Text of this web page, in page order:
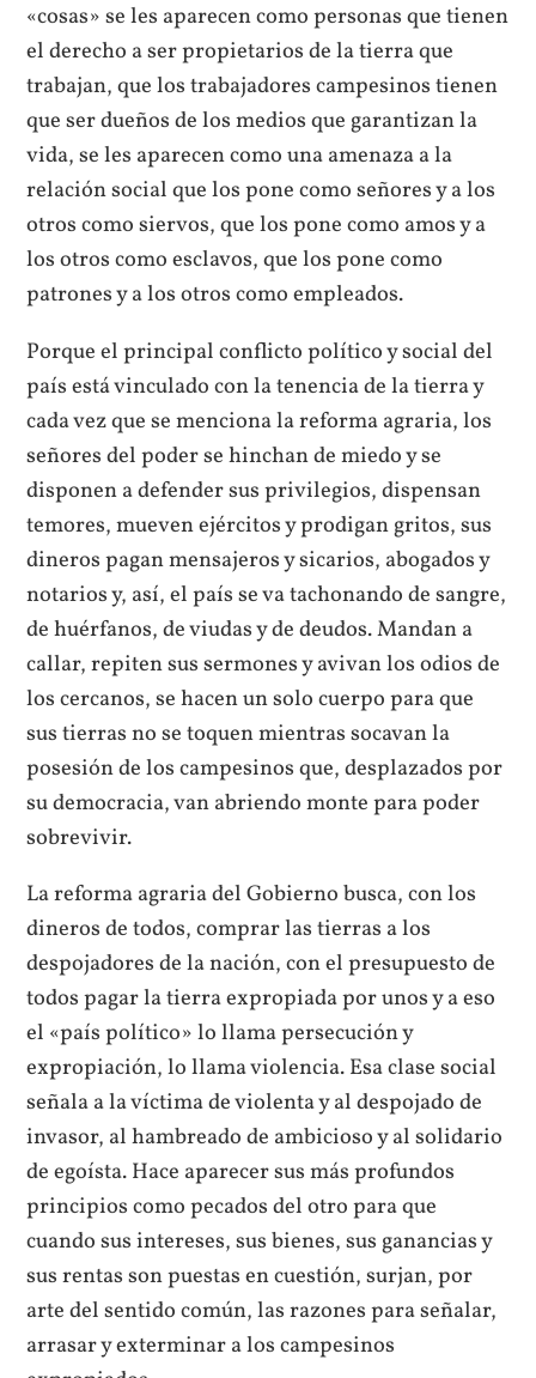
«cosas» se les aparecen como personas que tienen
el derecho a ser propietarios de la tierra que
trabajan, que los trabajadores campesinos tienen
que ser dueños de los medios que garantizan la
vida, se les aparecen como una amenaza a la
relación social que los pone como señores y a los
otros como siervos, que los pone como amos y a
los otros como esclavos, que los pone como
patrones y a los otros como empleados.
Porque el principal conflicto político y social del
país está vinculado con la tenencia de la tierra y
cada vez que se menciona la reforma agraria, los
señores del poder se hinchan de miedo y se
disponen a defender sus privilegios, dispensan
temores, mueven ejércitos y prodigan gritos, sus
dineros pagan mensajeros y sicarios, abogados y
notarios y, así, el país se va tachonando de sangre,
de huérfanos, de viudas y de deudos. Mandan a
callar, repiten sus sermones y avivan los odios de
los cercanos, se hacen un solo cuerpo para que
sus tierras no se toquen mientras socavan la
posesión de los campesinos que, desplazados por
su democracia, van abriendo monte para poder
sobrevivir.
La reforma agraria del Gobierno busca, con los
dineros de todos, comprar las tierras a los
despojadores de la nación, con el presupuesto de
todos pagar la tierra expropiada por unos y a eso
el «país político» lo llama persecución y
expropiación, lo llama violencia. Esa clase social
señala a la víctima de violenta y al despojado de
invasor, al hambreado de ambicioso y al solidario
de egoísta. Hace aparecer sus más profundos
principios como pecados del otro para que
cuando sus intereses, sus bienes, sus ganancias y
sus rentas son puestas en cuestión, surjan, por
arte del sentido común, las razones para señalar,
arrasar y exterminar a los campesinos